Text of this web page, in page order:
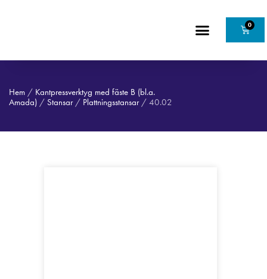
0
Hem / Kantpressverktyg med fäste B (bl.a.
Amada) / Stansar/ Plattningsstansar/ 40.02